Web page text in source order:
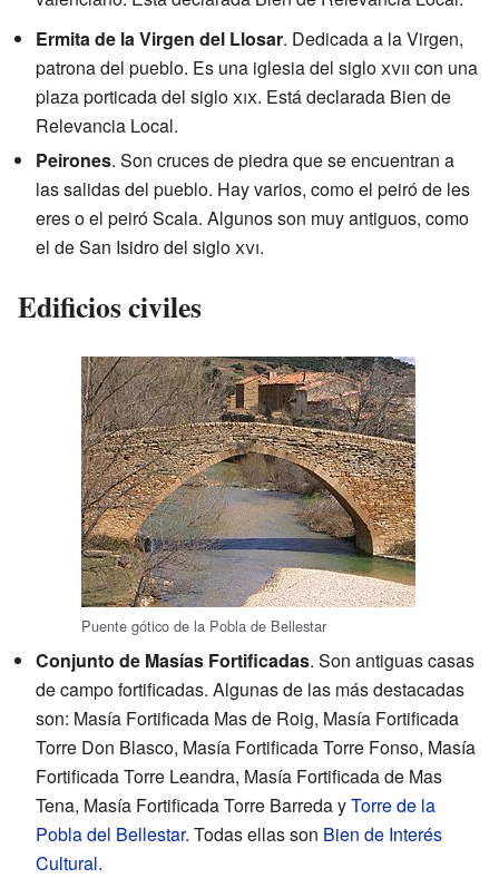
Ermita de la Virgen del Llosar. Dedicada a la Virgen,
patrona del pueblo. Es una iglesia del sigloxvii con una
plaza porticada del sigloxix. Está declarada Bien de
Relevancia Local.
Peirones. Son cruces de piedra que se encuentran a
las salidas del pueblo. Hay varios, como el peiró de les
eres o el peiró Scala. Algunos son muy antiguos, como
el de San Isidro del sigloxvi.
Edificios civiles
Puente gótico de la Pobla de Bellestar
Conjunto de Masías Fortificadas. Son antiguas casas
de campo fortificadas. Algunas de las más destacadas
son: Masía Fortificada Mas de Roig, Masía Fortificada
Torre Don Blasco, Masía Fortificada Torre Fonso, Masía
Fortificada Torre Leandra, Masía Fortificada de Mas
Tena, Masía Fortificada Torre Barreda yTorre de la
Pobla del Bellestar. Todas ellas son Bien de Interés
Cultural.